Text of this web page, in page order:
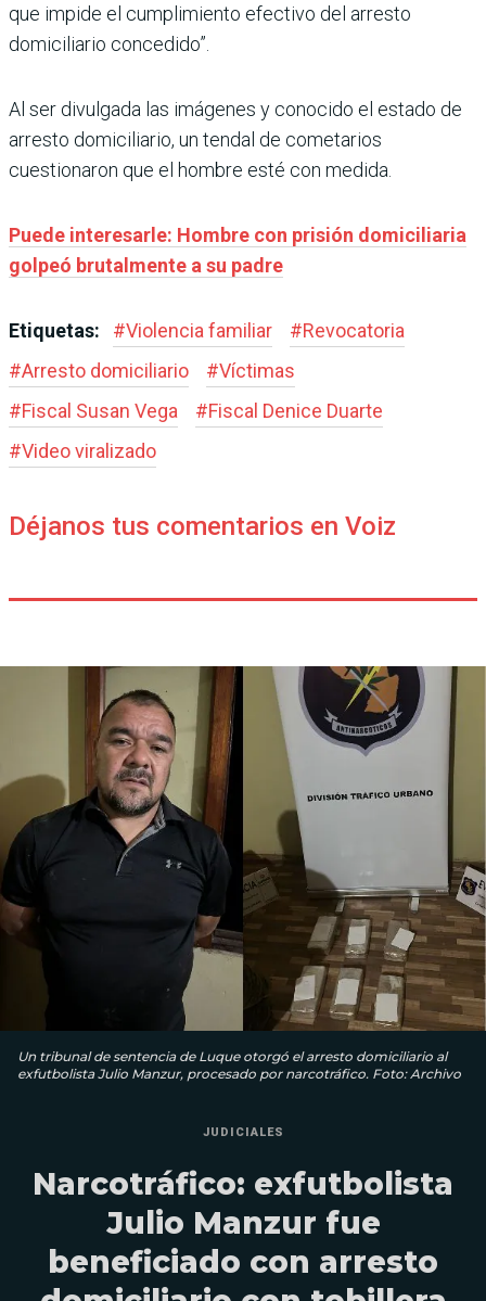
que impide el cumplimiento efectivo del arresto
domiciliario concedido”.
Al ser divulgada las imágenes y conocido el estado de
arresto domiciliario, un tendal de cometarios
cuestionaron que el hombre esté con medida.
Puede interesarle: Hombre con prisión domiciliaria
golpeó brutalmente a su padre
Etiquetas: #Violencia familiar #Revocatoria
#Arresto domiciliario #Víctimas
#Fiscal Susan Vega #Fiscal Denice Duarte
#Video viralizado
Déjanos tus comentarios en Voiz
Un tribunal de sentencia de Luque otorgó el arresto domiciliario al
exfutbolista Julio Manzur, procesado por narcotráfico. Foto: Archivo
JUDICIALES
Narcotráfico: exfutbolista
Julio Manzur fue
beneficiado con arresto